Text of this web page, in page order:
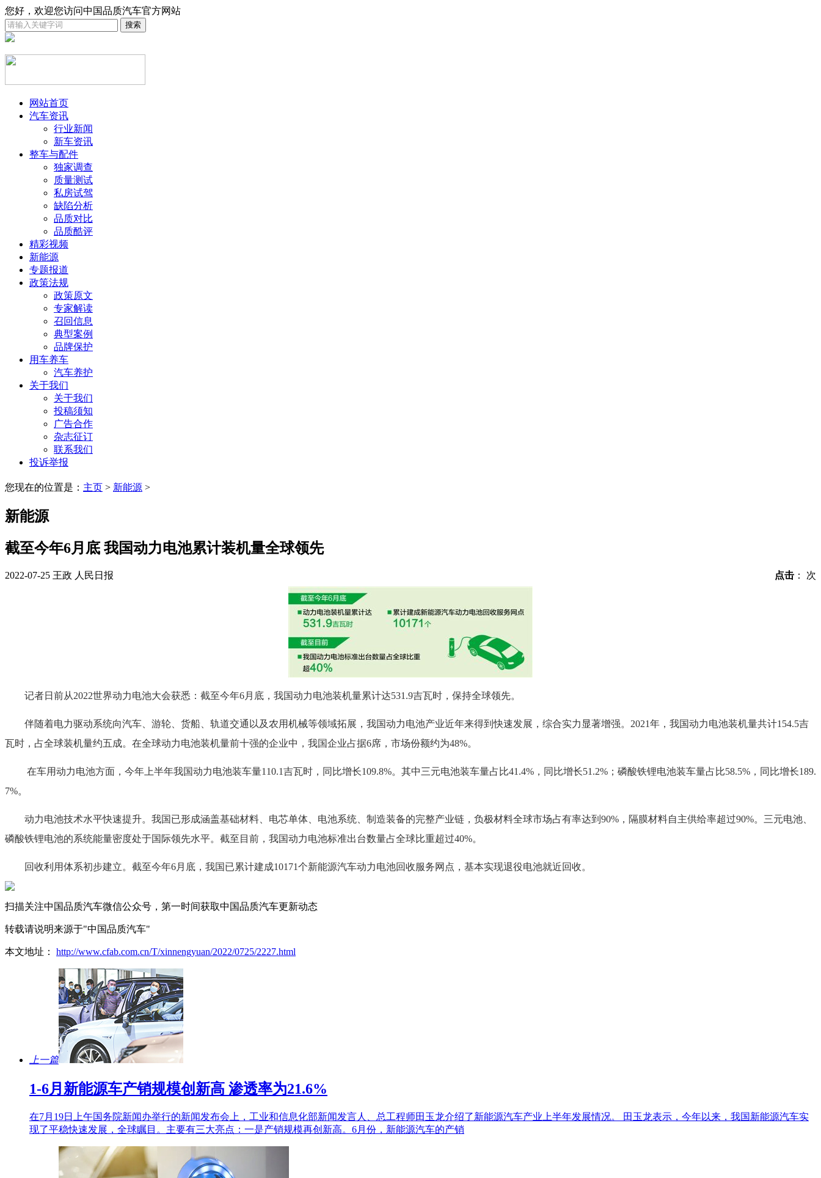
您好，欢迎您访问中国品质汽车官方网站
网站首页
汽车资讯
行业新闻
新车资讯
整车与配件
独家调查
质量测试
私房试驾
缺陷分析
品质对比
品质酷评
精彩视频
新能源
专题报道
政策法规
政策原文
专家解读
召回信息
典型案例
品牌保护
用车养车
汽车养护
关于我们
关于我们
投稿须知
广告合作
杂志征订
联系我们
投诉举报
您现在的位置是： 主页 > 新能源 >
新能源
截至今年6月底 我国动力电池累计装机量全球领先
2022-07-25 王政 人民日报 点击 ： 次
记者日前从2022世界动力电池大会获悉：截至今年6月底，我国动力电池装机量累计达531.9吉瓦时，保持全球领先。
伴随着电力驱动系统向汽车、游轮、货船、轨道交通以及农用机械等领域拓展，我国动力电池产业近年来得到快速发展，综合实力显著增强。2021年，我国动力电池装机量共计154.5吉
瓦时，占全球装机量约五成。在全球动力电池装机量前十强的企业中，我国企业占据6席，市场份额约为48%。
在车用动力电池方面，今年上半年我国动力电池装车量110.1吉瓦时，同比增长109.8%。其中三元电池装车量占比41.4%，同比增长51.2%；磷酸铁锂电池装车量占比58.5%，同比增长189.
7%。
动力电池技术水平快速提升。我国已形成涵盖基础材料、电芯单体、电池系统、制造装备的完整产业链，负极材料全球市场占有率达到90%，隔膜材料自主供给率超过90%。三元电池、
磷酸铁锂电池的系统能量密度处于国际领先水平。截至目前，我国动力电池标准出台数量占全球比重超过40%。
回收利用体系初步建立。截至今年6月底，我国已累计建成10171个新能源汽车动力电池回收服务网点，基本实现退役电池就近回收。
扫描关注中国品质汽车微信公众号，第一时间获取中国品质汽车更新动态
转载请说明来源于"中国品质汽车"
本文地址： http://www.cfab.com.cn/T/xinnengyuan/2022/0725/2227.html
上一篇
1-6月新能源车产销规模创新高 渗透率为21.6%
在7月19日上午国务院新闻办举行的新闻发布会上，工业和信息化部新闻发言人、总工程师田玉龙介绍了新能源汽车产业上半年发展情况。 田玉龙表示，今年以来，我国新能源汽车实
现了平稳快速发展，全球瞩目。主要有三大亮点：一是产销规模再创新高。6月份，新能源汽车的产销